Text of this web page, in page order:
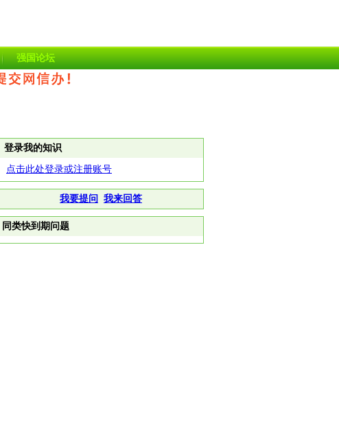
强国论坛
登录我的知识
点击此处登录或注册账号
我要提问 我来回答
同类快到期问题